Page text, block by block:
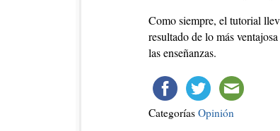
Como siempre, el tutorial
resultado de lo más
las enseñanzas.
Categorías Opinión